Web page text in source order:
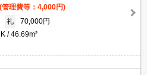
(管理費等：4,000円)
礼
70,000円
46.69m²